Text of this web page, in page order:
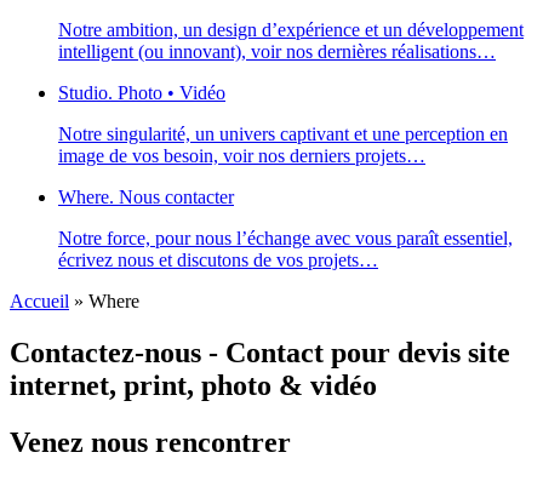
Notre ambition, un design d’expérience et un développement
intelligent (ou innovant), voir nos dernières réalisations…
Studio. Photo • Vidéo
Notre singularité, un univers captivant et une perception en
image de vos besoin, voir nos derniers projets…
Where. Nous contacter
Notre force, pour nous l’échange avec vous paraît essentiel,
écrivez nous et discutons de vos projets…
Accueil » Where
Contactez-nous - Contact pour devis site
internet, print, photo & vidéo
Venez nous rencontrer